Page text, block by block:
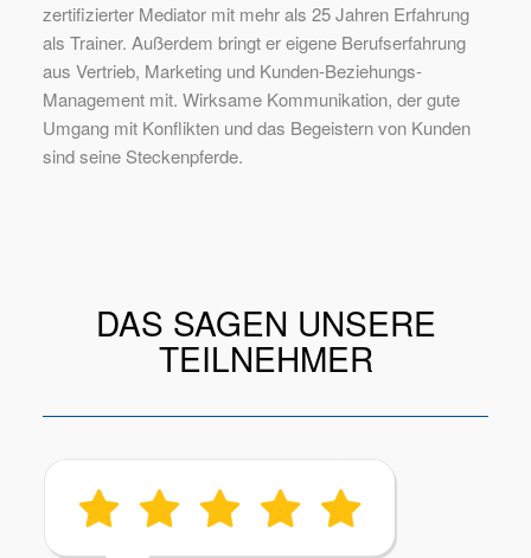
zertifizierter Mediator mit mehr als 25 Jahren Erfahrung
als Trainer. Außerdem bringt er eigene Berufserfahrung
aus Vertrieb, Marketing und Kunden-Beziehungs-
Management mit. Wirksame Kommunikation, der gute
Umgang mit Konflikten und das Begeistern von Kunden
sind seine Steckenpferde.
DAS SAGEN UNSERE
TEILNEHMER